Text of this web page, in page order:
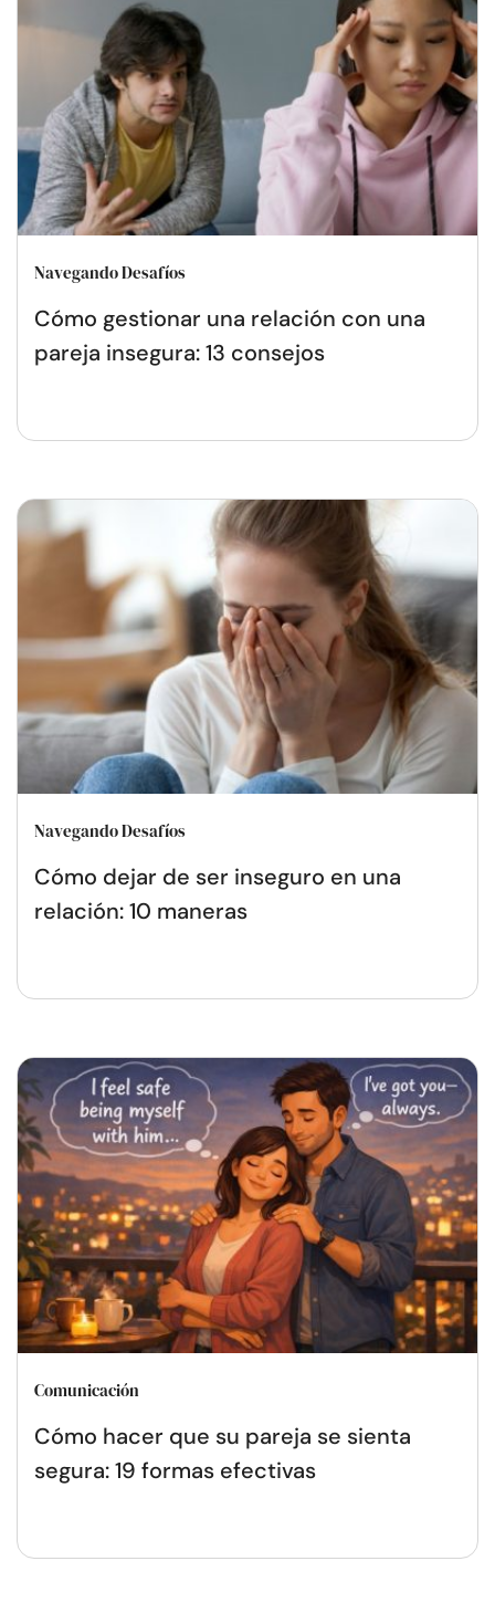
Navegando Desafíos
Cómo gestionar una relación con una
pareja insegura: 13 consejos
Navegando Desafíos
Cómo dejar de ser inseguro en una
relación: 10 maneras
Comunicación
Cómo hacer que su pareja se sienta
segura: 19 formas efectivas